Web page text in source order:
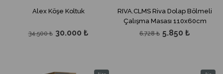
Alex Köşe Koltuk
30.000 ₺
34.500 ₺
RIVA.CLMS Riva Dolap Bölmeli
Çalışma Masası 110x60cm
5.850 ₺
6.728 ₺